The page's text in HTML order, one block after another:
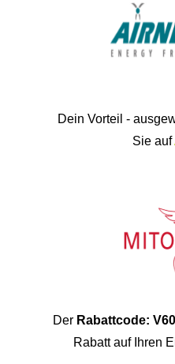
Dein Vorteil -
Sie auf
Der Rabattcode:
Rabatt auf Ihren